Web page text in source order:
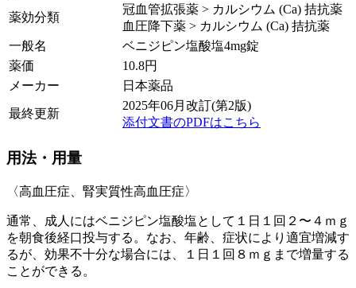
薬効分類
冠血管拡張薬 > カルシウム (Ca) 拮抗薬
血圧降下薬 > カルシウム (Ca) 拮抗薬
一般名
ベニジピン塩酸塩4mg錠
薬価
10.8円
メーカー
日本薬品
最終更新
2025年06月改訂(第2版)
添付文書のPDFはこちら
用法・用量
〈高血圧症、腎実質性高血圧症〉
通常、成人にはベニジピン塩酸塩として１日１回２〜４ｍｇ
を朝食後経口投与する。なお、年齢、症状により適宜増減す
るが、効果不十分な場合には、１日１回８ｍｇまで増量する
ことができる。